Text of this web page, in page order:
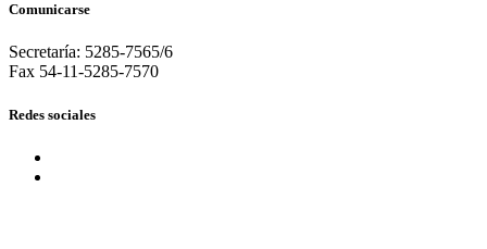
Comunicarse
Secretaría: 5285-7565/6
Fax 54-11-5285-7570
Redes sociales